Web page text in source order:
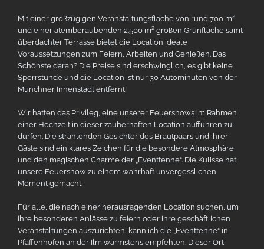
Mit einer großzügigen Veranstaltungsfläche von rund 700 m²
und einer atemberaubenden 2.500 m² großen Grünfläche samt
überdachter Terrasse bietet die Location ideale
Voraussetzungen zum Feiern, Arbeiten und Genießen. Das
Schönste daran? Die Preise sind erschwinglich, es gibt keine
Sperrstunde und die Location ist nur 30 Autominuten von der
Münchner Innenstadt entfernt!
Wir hatten das Privileg, eine unserer Feuershows im Rahmen
einer Hochzeit in dieser zauberhaften Location aufführen zu
dürfen. Die strahlenden Gesichter des Brautpaars und ihrer
Gäste sind ein klares Zeichen für die besondere Atmosphäre
und den magischen Charme der „Eventtenne“. Die Kulisse hat
unsere Feuershow zu einem wahrhaft unvergesslichen
Moment gemacht.
Für alle, die nach einer herausragenden Location suchen, um
ihre besonderen Anlässe zu feiern oder ihre geschäftlichen
Veranstaltungen auszurichten, kann ich die „Eventtenne“ in
Pfaffenhofen an der Ilm wärmstens empfehlen. Dieser Ort